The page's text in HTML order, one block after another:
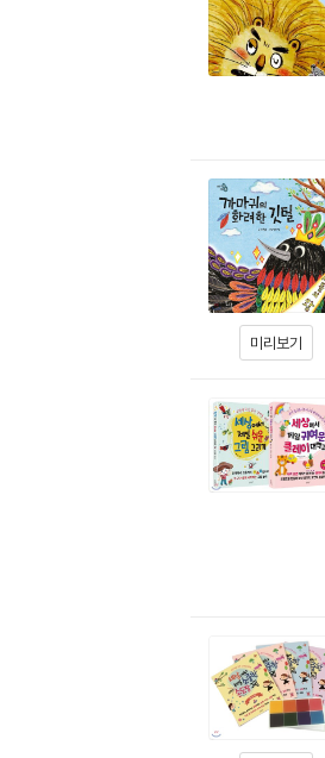
미리보기